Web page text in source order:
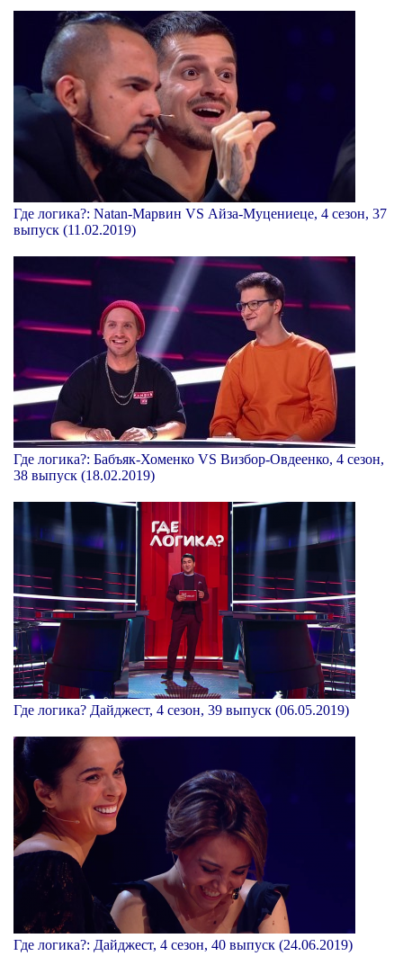
Где логика?: Natan-Марвин VS Айза-Муцениеце, 4 сезон, 37
выпуск (11.02.2019)
Где логика?: Бабъяк-Хоменко VS Визбор-Овдеенко, 4 сезон,
38 выпуск (18.02.2019)
Где логика? Дайджест, 4 сезон, 39 выпуск (06.05.2019)
Где логика?: Дайджест, 4 сезон, 40 выпуск (24.06.2019)